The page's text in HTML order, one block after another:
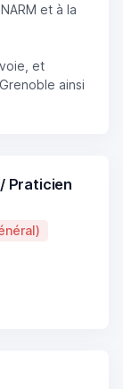
et à la
et
ainsi
Praticien